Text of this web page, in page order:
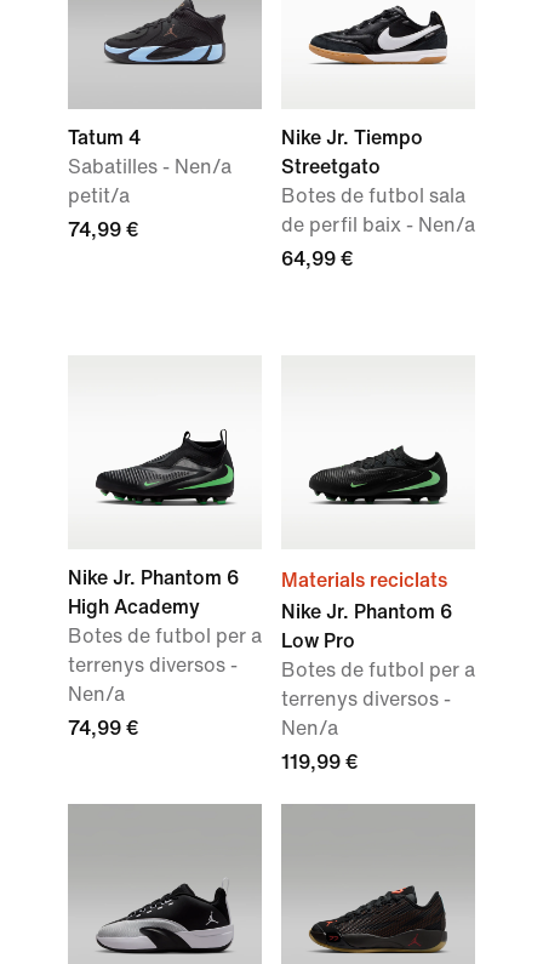
Tatum 4
Sabatilles - Nen/a
petit/a
74,99 €
Nike Jr. Tiempo
Streetgato
Botes de futbol sala
de perfil baix - Nen/a
64,99 €
Nike Jr. Phantom 6
High Academy
Botes de futbol per a
terrenys diversos -
Nen/a
74,99 €
Materials reciclats
Nike Jr. Phantom 6
Low Pro
Botes de futbol per a
terrenys diversos -
Nen/a
119,99 €